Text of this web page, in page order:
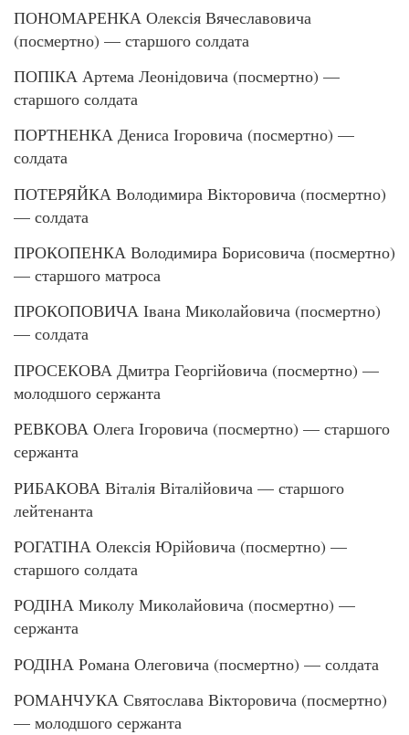
ПОНОМАРЕНКА Олексія Вячеславовича
(посмертно) — старшого солдата
ПОПІКА Артема Леонідовича (посмертно) —
старшого солдата
ПОРТНЕНКА Дениса Ігоровича (посмертно) —
солдата
ПОТЕРЯЙКА Володимира Вікторовича (посмертно)
— солдата
ПРОКОПЕНКА Володимира Борисовича (посмертно)
— старшого матроса
ПРОКОПОВИЧА Івана Миколайовича (посмертно)
— солдата
ПРОСЕКОВА Дмитра Георгійовича (посмертно) —
молодшого сержанта
РЕВКОВА Олега Ігоровича (посмертно) — старшого
сержанта
РИБАКОВА Віталія Віталійовича — старшого
лейтенанта
РОГАТІНА Олексія Юрійовича (посмертно) —
старшого солдата
РОДІНА Миколу Миколайовича (посмертно) —
сержанта
РОДІНА Романа Олеговича (посмертно) — солдата
РОМАНЧУКА Святослава Вікторовича (посмертно)
— молодшого сержанта